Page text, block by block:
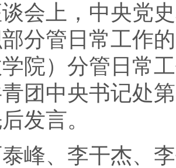
上，中央党史
分管日常工作
院）分管日常
团中央书记处
发言。
、李干杰、李